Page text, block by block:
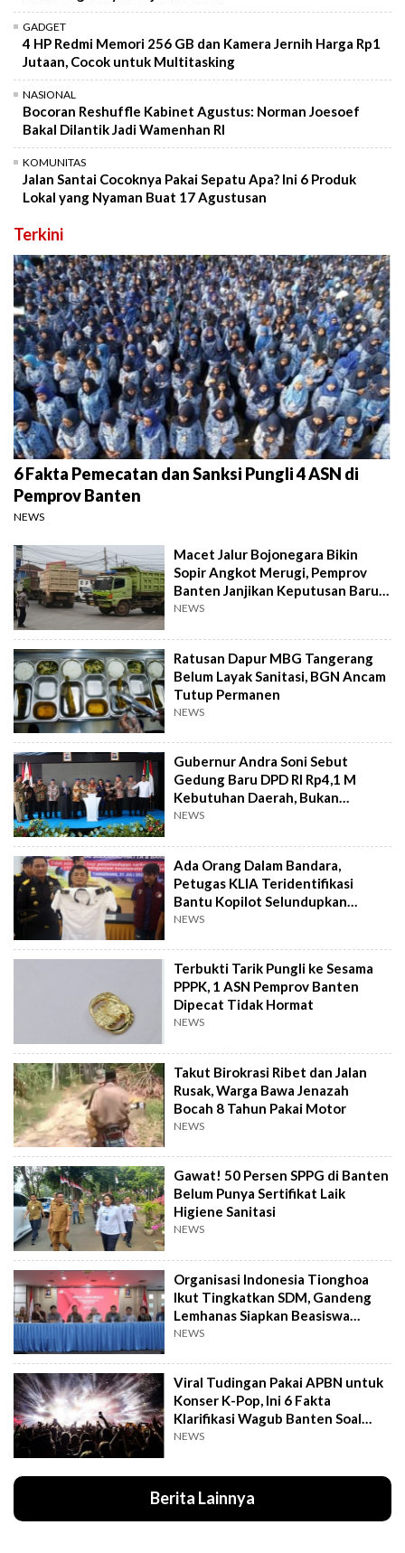
GADGET
4 HP Redmi Memori 256 GB dan Kamera Jernih Harga Rp1
Jutaan, Cocok untuk Multitasking
NASIONAL
Bocoran Reshuffle Kabinet Agustus: Norman Joesoef
Bakal Dilantik Jadi Wamenhan RI
KOMUNITAS
Jalan Santai Cocoknya Pakai Sepatu Apa? Ini 6 Produk
Lokal yang Nyaman Buat 17 Agustusan
Terkini
6 Fakta Pemecatan dan Sanksi Pungli 4 ASN di
Pemprov Banten
NEWS
Macet Jalur Bojonegara Bikin
Sopir Angkot Merugi, Pemprov
Banten Janjikan Keputusan Baru 4
Hari Lagi
NEWS
Ratusan Dapur MBG Tangerang
Belum Layak Sanitasi, BGN Ancam
Tutup Permanen
NEWS
Gubernur Andra Soni Sebut
Gedung Baru DPD RI Rp4,1 M
Kebutuhan Daerah, Bukan
Senator
NEWS
Ada Orang Dalam Bandara,
Petugas KLIA Teridentifikasi
Bantu Kopilot Selundupkan
Ekstasi ke Indonesia
NEWS
Terbukti Tarik Pungli ke Sesama
PPPK, 1 ASN Pemprov Banten
Dipecat Tidak Hormat
NEWS
Takut Birokrasi Ribet dan Jalan
Rusak, Warga Bawa Jenazah
Bocah 8 Tahun Pakai Motor
NEWS
Gawat! 50 Persen SPPG di Banten
Belum Punya Sertifikat Laik
Higiene Sanitasi
NEWS
Organisasi Indonesia Tionghoa
Ikut Tingkatkan SDM, Gandeng
Lemhanas Siapkan Beasiswa
Hingga S3
NEWS
Viral Tudingan Pakai APBN untuk
Konser K-Pop, Ini 6 Fakta
Klarifikasi Wagub Banten Soal
Putrinya
NEWS
Berita Lainnya